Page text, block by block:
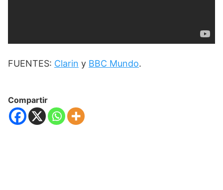
FUENTES: Clarin y BBC Mundo.
Compartir